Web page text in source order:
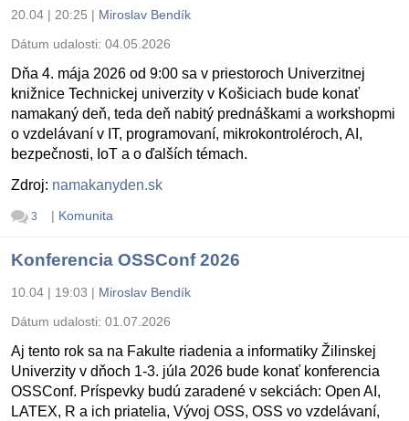
20.04 | 20:25 | Miroslav Bendík
Dátum udalosti: 04.05.2026
Dňa 4. mája 2026 od 9:00 sa v priestoroch Univerzitnej
knižnice Technickej univerzity v Košiciach bude konať
namakaný deň, teda deň nabitý prednáškami a workshopmi
o vzdelávaní v IT, programovaní, mikrokontroléroch, AI,
bezpečnosti, IoT a o ďalších témach.
Zdroj: namakanyden.sk
3 | Komunita
Konferencia OSSConf 2026
10.04 | 19:03 | Miroslav Bendík
Dátum udalosti: 01.07.2026
Aj tento rok sa na Fakulte riadenia a informatiky Žilinskej
Univerzity v dňoch 1-3. júla 2026 bude konať konferencia
OSSConf. Príspevky budú zaradené v sekciách: Open AI,
LATEX, R a ich priatelia, Vývoj OSS, OSS vo vzdelávaní,